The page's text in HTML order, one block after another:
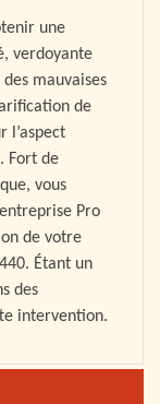
une
verdoyante
mauvaises
de
l’aspect
Fort de
vous
Pro
de votre
Étant un
des
intervention.